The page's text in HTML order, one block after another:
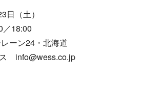
日（土）
／18:00
ーン24・北海道
ス info@wess.co.jp